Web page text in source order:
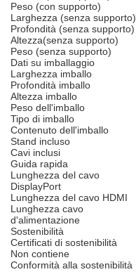
Peso (con supporto)
Larghezza (senza supporto)
Profondità (senza supporto)
Altezza(senza supporto)
Peso (senza supporto)
Dati su imballaggio
Larghezza imballo
Profondità imballo
Altezza imballo
Peso dell'imballo
Tipo di imballo
Contenuto dell'imballo
Stand incluso
Cavi inclusi
Guida rapida
Lunghezza del cavo
DisplayPort
Lunghezza del cavo HDMI
Lunghezza cavo
d'alimentazione
Sostenibilità
Certificati di sostenibilità
Non contiene
Conformità alla sostenibilità